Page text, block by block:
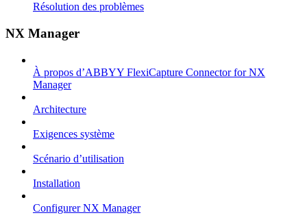
Résolution des problèmes
NX Manager
À propos d’ABBYY FlexiCapture Connector for NX
Manager
Architecture
Exigences système
Scénario d’utilisation
Installation
Configurer NX Manager